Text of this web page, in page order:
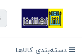
دسته‌بندی کالاها